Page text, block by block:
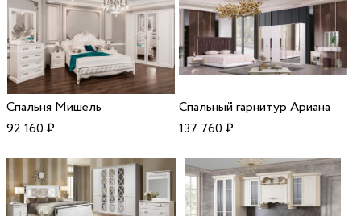
Спальня Мишель
92 160 ₽
Спальный гарнитур Ариана
137 760 ₽